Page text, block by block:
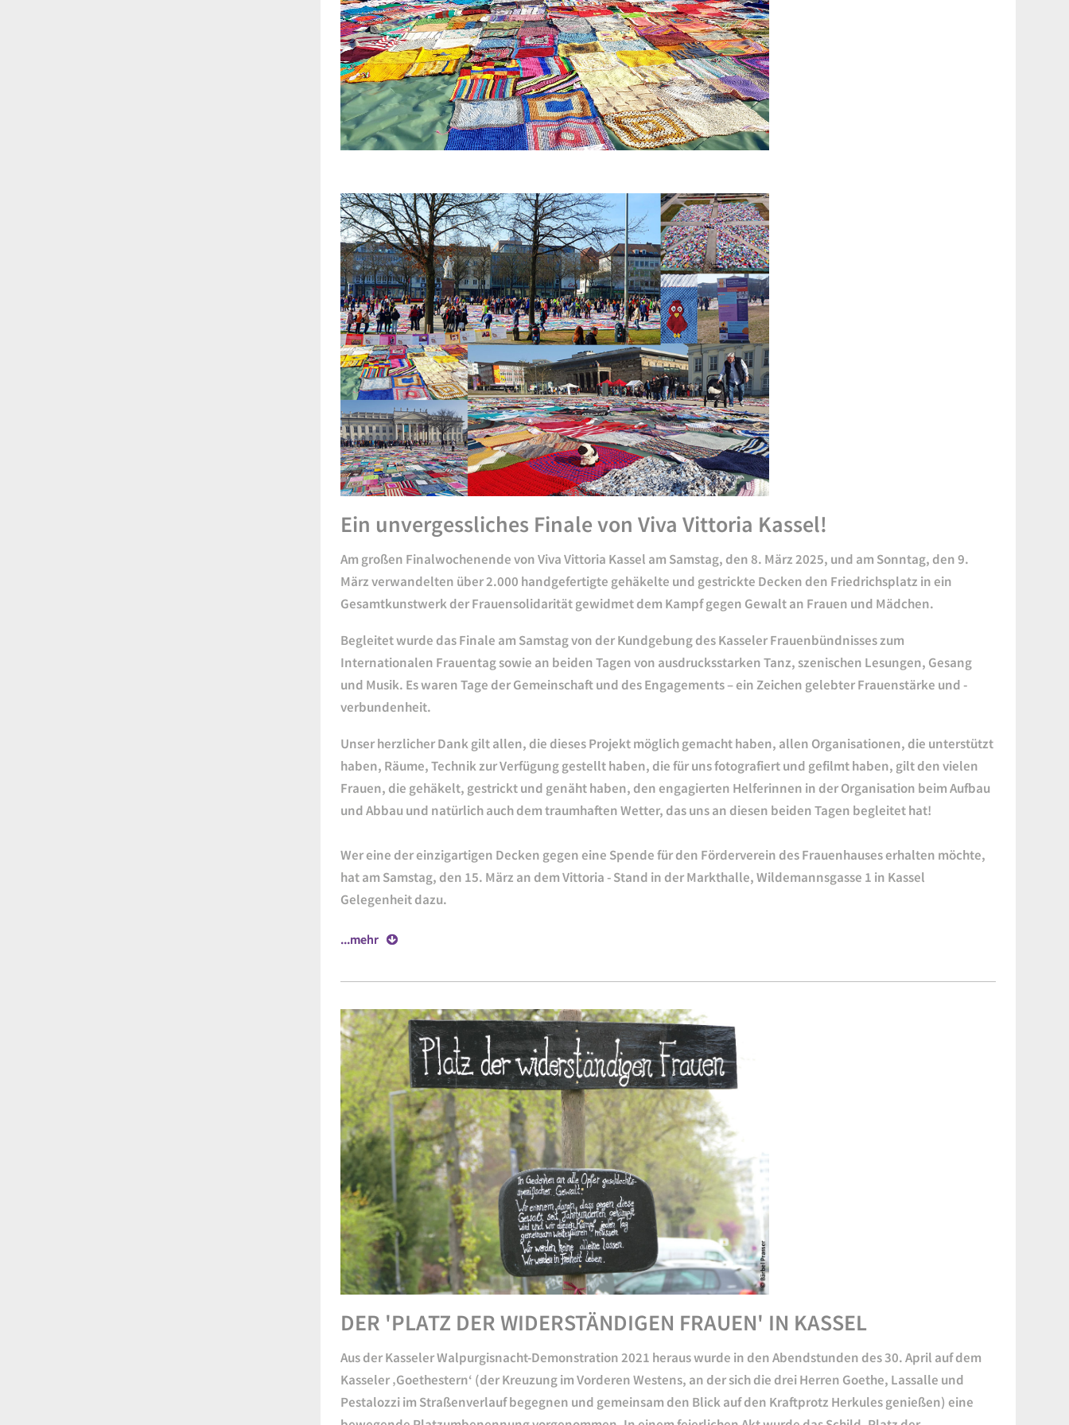
Ein unvergessliches Finale von Viva Vittoria Kassel!
Am großen Finalwochenende von Viva Vittoria Kassel am Samstag, den 8. März 2025, und am Sonntag, den 9.
März verwandelten über 2.000 handgefertigte gehäkelte und gestrickte Decken den Friedrichsplatz in ein
Gesamtkunstwerk der Frauensolidarität gewidmet dem Kampf gegen Gewalt an Frauen und Mädchen.
Begleitet wurde das Finale am Samstag von der Kundgebung des Kasseler Frauenbündnisses zum
Internationalen Frauentag sowie an beiden Tagen von ausdrucksstarken Tanz, szenischen Lesungen, Gesang
und Musik. Es waren Tage der Gemeinschaft und des Engagements – ein Zeichen gelebter Frauenstärke und -
verbundenheit.
Unser herzlicher Dank gilt allen, die dieses Projekt möglich gemacht haben, allen Organisationen, die unterstützt
haben, Räume, Technik zur Verfügung gestellt haben, die für uns fotografiert und gefilmt haben, gilt den vielen
Frauen, die gehäkelt, gestrickt und genäht haben, den engagierten Helferinnen in der Organisation beim Aufbau
und Abbau und natürlich auch dem traumhaften Wetter, das uns an diesen beiden Tagen begleitet hat!
Wer eine der einzigartigen Decken gegen eine Spende für den Förderverein des Frauenhauses erhalten möchte,
hat am Samstag, den 15. März an dem Vittoria - Stand in der Markthalle, Wildemannsgasse 1 in Kassel
Gelegenheit dazu.
...mehr
DER 'PLATZ DER WIDERSTÄNDIGEN FRAUEN' IN KASSEL
Aus der Kasseler Walpurgisnacht-Demonstration 2021 heraus wurde in den Abendstunden des 30. April auf dem
Kasseler ‚Goethestern‘ (der Kreuzung im Vorderen Westens, an der sich die drei Herren Goethe, Lassalle und
Pestalozzi im Straßenverlauf begegnen und gemeinsam den Blick auf den Kraftprotz Herkules genießen) eine